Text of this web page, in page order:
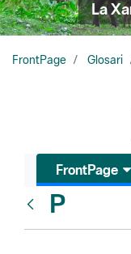
Glosari
P
PEIN